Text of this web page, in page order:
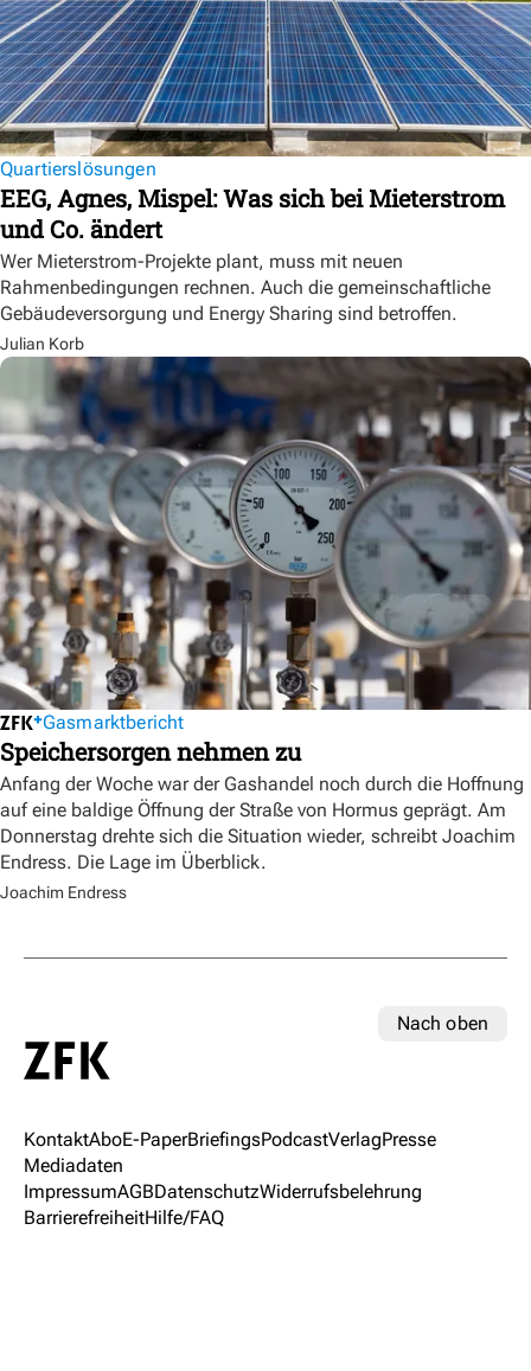
Quartierslösungen
EEG, Agnes, Mispel: Was sich bei Mieterstrom
und Co. ändert
Wer Mieterstrom-Projekte plant, muss mit neuen
Rahmenbedingungen rechnen. Auch die gemeinschaftliche
Gebäudeversorgung und Energy Sharing sind betroffen.
Julian Korb
Gasmarktbericht
Speichersorgen nehmen zu
Anfang der Woche war der Gashandel noch durch die Hoffnung
auf eine baldige Öffnung der Straße von Hormus geprägt. Am
Donnerstag drehte sich die Situation wieder, schreibt Joachim
Endress. Die Lage im Überblick.
Joachim Endress
Nach oben
KontaktAboE-PaperBriefingsPodcastVerlagPresse
Mediadaten
ImpressumAGBDatenschutzWiderrufsbelehrung
BarrierefreiheitHilfe/FAQ